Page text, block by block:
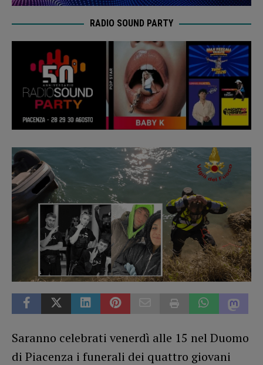
RADIO SOUND PARTY
Saranno celebrati venerdì alle 15 nel Duomo
di Piacenza i funerali dei quattro giovani